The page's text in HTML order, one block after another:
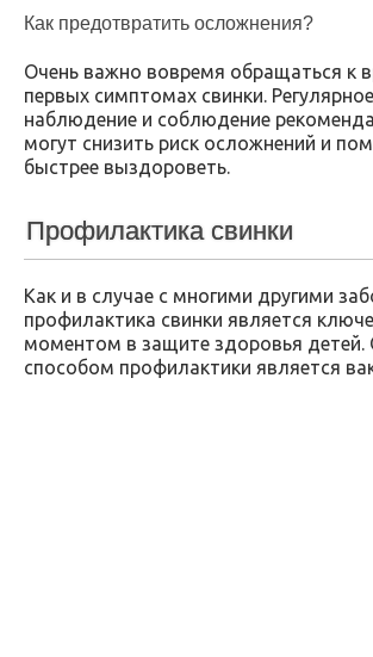
Как предотвратить осложнения?
Очень важно вовремя обращаться к
первых симптомах свинки.
наблюдение и соблюдение
могут снизить риск осложнений и
быстрее выздороветь.
Профилактика свинки
Как и в случае с многими другими
профилактика свинки является
моментом в защите здоровья
способом профилактики является